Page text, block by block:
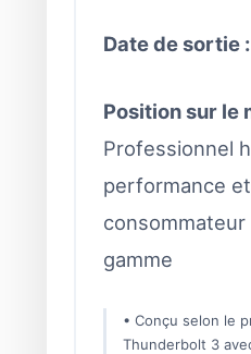
Date de sortie :
Position sur le
Professionnel
performance et
consommateur
gamme
• Conçu selon le
Thunderbolt 3